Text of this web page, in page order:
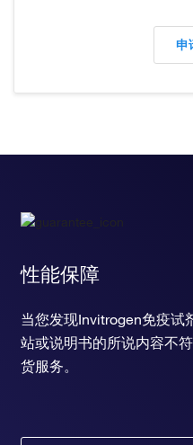
申
性能保障
当您发现Invitrogen免疫试
站或说明书的所说内容不
货服务。